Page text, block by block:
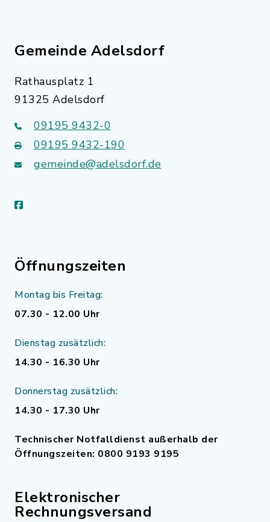
Gemeinde Adelsdorf
Rathausplatz 1
91325 Adelsdorf
09195 9432-0
09195 9432-190
gemeinde@adelsdorf.de
facebook
Öffnungszeiten
Montag bis Freitag:
07.30 - 12.00 Uhr
Dienstag zusätzlich:
14.30 - 16.30 Uhr
Donnerstag zusätzlich:
14.30 - 17.30 Uhr
Technischer Notfalldienst außerhalb der
Öffnungszeiten: 0800 9193 9195
Elektronischer
Rechnungsversand